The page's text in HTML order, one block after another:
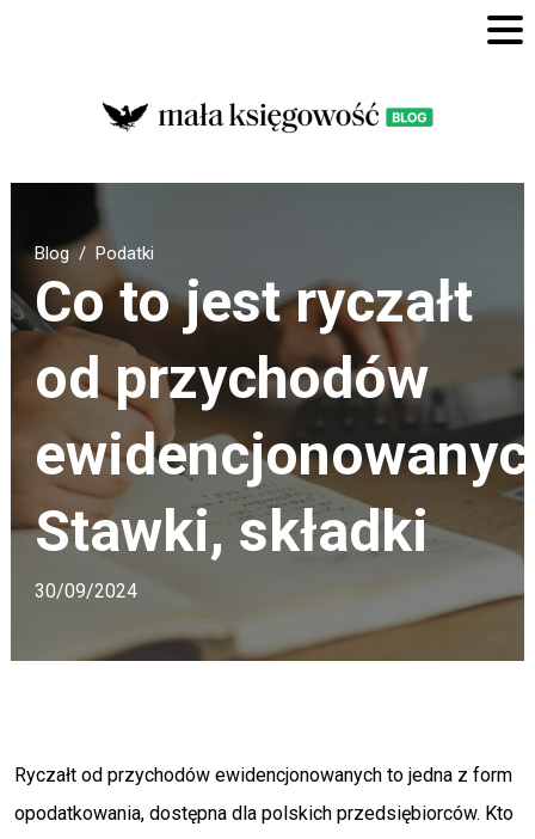
Blog Podatki
Co to jest ryczałt
od przychodów
Stawki, składki
30/09/2024
Ryczałt od przychodów ewidencjonowanych to jedna z form
opodatkowania, dostępna dla polskich przedsiębiorców. Kto